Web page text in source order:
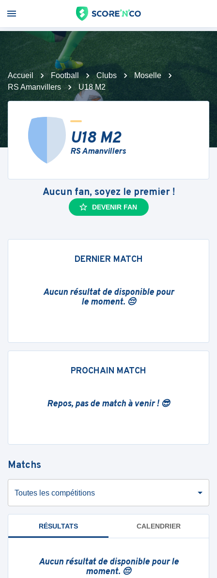
Accueil Football Clubs
Moselle
RS Amanvillers
U18 M2
U18 M2
RS Amanvillers
Aucun fan, soyez le premier !
DEVENIR FAN
DERNIER MATCH
Aucun résultat de disponible pour
le moment. 😔
PROCHAIN MATCH
Repos, pas de match à venir ! 😎
Matchs
Toutes les compétitions
RÉSULTATS CALENDRIER
Aucun résultat de disponible pour le
moment. 😔